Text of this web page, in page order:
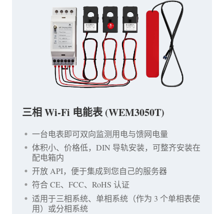
三相 Wi-Fi 电能表 (WEM3050T)
一台电表即可双向监测用电与馈网电量
体积小、价格低，DIN 导轨安装，可整齐安装在
配电箱内
开放 API，便于集成到您自己的服务器
符合 CE、FCC、RoHS 认证
适用于三相系统、单相系统（作为 3 个单相表使
用）或分相系统